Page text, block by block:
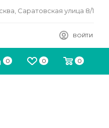
Саратовская улица 8/1
ВОЙТИ
0 0 0